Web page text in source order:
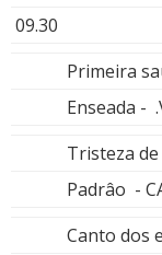
09.30
Primeira
Enseada -
Tristeza de
Padrâo -
Canto dos